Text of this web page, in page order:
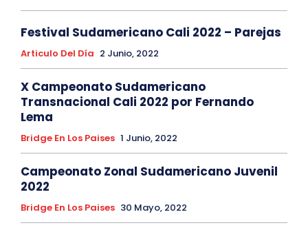
Festival Sudamericano Cali 2022 – Parejas
Articulo Del Día 2 Junio, 2022
X Campeonato Sudamericano
Transnacional Cali 2022 por Fernando
Lema
Bridge En Los Paises 1 Junio, 2022
Campeonato Zonal Sudamericano Juvenil
2022
Bridge En Los Paises 30 Mayo, 2022